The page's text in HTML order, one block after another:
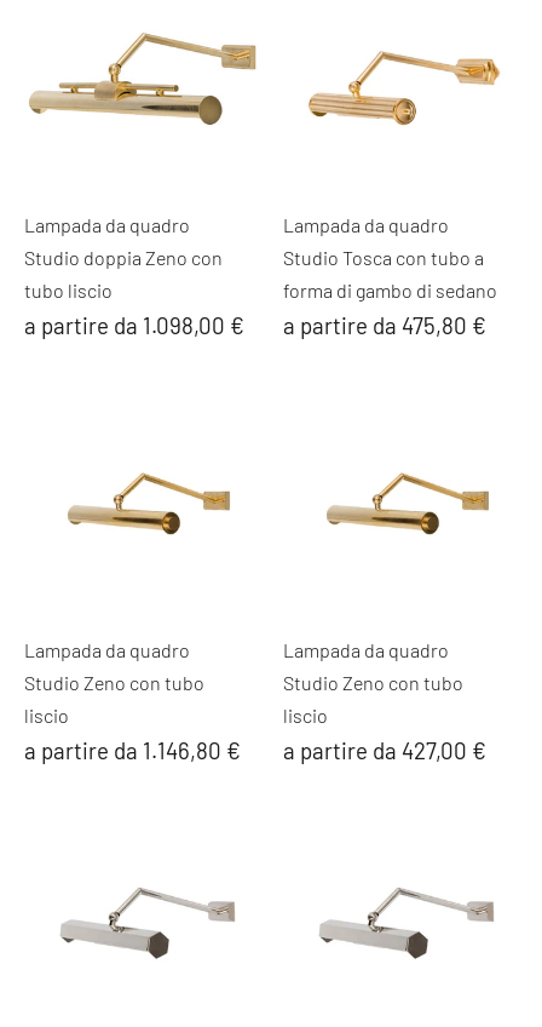
Lampada da quadro
Studio doppia Zeno con
tubo liscio
a partire da 1.098,00 €
Lampada da quadro
Studio Tosca con tubo a
forma di gambo di sedano
a partire da 475,80 €
Lampada da quadro
Studio Zeno con tubo
liscio
a partire da 1.146,80 €
Lampada da quadro
Studio Zeno con tubo
liscio
a partire da 427,00 €